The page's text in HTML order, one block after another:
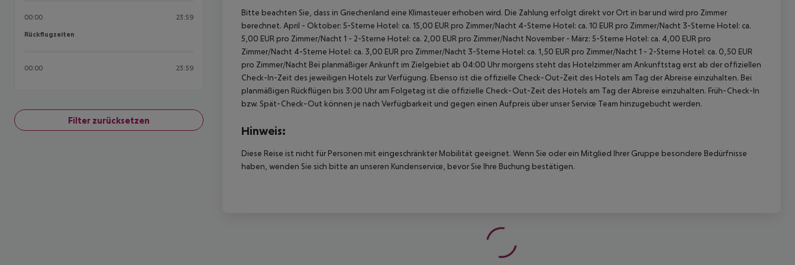
00:00 23:59
Rückflugzeiten
Rückflugzeiten
00:00 23:59
Filter zurücksetzen
Bitte beachten Sie, dass in Griechenland eine Klimasteuer erhoben wird. Die Zahlung erfolgt direkt vor Ort in bar und wird pro Zimmer
berechnet. April - Oktober: 5-Sterne Hotel: ca. 15,00 EUR pro Zimmer/Nacht 4-Sterne Hotel: ca. 10 EUR pro Zimmer/Nacht 3-Sterne Hotel: ca.
5,00 EUR pro Zimmer/Nacht 1 - 2-Sterne Hotel: ca. 2,00 EUR pro Zimmer/Nacht November - März: 5-Sterne Hotel: ca. 4,00 EUR pro
Zimmer/Nacht 4-Sterne Hotel: ca. 3,00 EUR pro Zimmer/Nacht 3-Sterne Hotel: ca. 1,50 EUR pro Zimmer/Nacht 1 - 2-Sterne Hotel: ca. 0,50 EUR
pro Zimmer/Nacht Bei planmäßiger Ankunft im Zielgebiet ab 04:00 Uhr morgens steht das Hotelzimmer am Ankunftstag erst ab der offiziellen
Check-In-Zeit des jeweiligen Hotels zur Verfügung. Ebenso ist die offizielle Check-Out-Zeit des Hotels am Tag der Abreise einzuhalten. Bei
planmäßigen Rückflügen bis 3:00 Uhr am Folgetag ist die offizielle Check-Out-Zeit des Hotels am Tag der Abreise einzuhalten. Früh-Check-In
bzw. Spät-Check-Out können je nach Verfügbarkeit und gegen einen Aufpreis über unser Service Team hinzugebucht werden.
Hinweis:
Diese Reise ist nicht für Personen mit eingeschränkter Mobilität geeignet. Wenn Sie oder ein Mitglied Ihrer Gruppe besondere Bedürfnisse
haben, wenden Sie sich bitte an unseren Kundenservice, bevor Sie Ihre Buchung bestätigen.